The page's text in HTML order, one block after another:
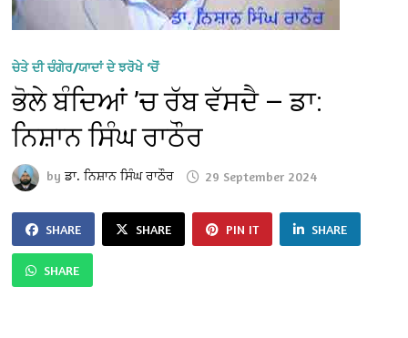
ਚੇਤੇ ਦੀ ਚੰਗੇਰ/ਯਾਦਾਂ ਦੇ ਝਰੋਖੇ ‘ਚੋਂ
ਭੋਲੇ ਬੰਦਿਆਂ ’ਚ ਰੱਬ ਵੱਸਦੈ — ਡਾ:
ਨਿਸ਼ਾਨ ਸਿੰਘ ਰਾਠੌਰ
byਡਾ. ਨਿਸ਼ਾਨ ਸਿੰਘ ਰਾਠੌਰ 29 September 2024
SHARE SHARE PIN IT SHARE
SHARE